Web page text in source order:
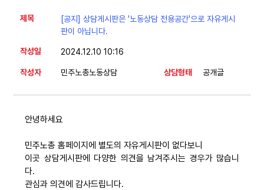
제목
[공지] 상담게시판은 '노동상담 전용공간'으로 자유게시
판이 아닙니다.
작성일 2024.12.10 10:16
작성자 민주노총노동상담 상담형태 공개글
안녕하세요
민주노총 홈페이지에 별도의 자유게시판이 없다보니
이곳 상담게시판에 다양한 의견을 남겨주시는 경우가 많습니
다.
관심과 의견에 감사드립니다.
권리찾기수첩 검색
바로보기
노동조합 가입 안내
전국 노동상담소 안내
자료
Sketchbook5, 스케치북5